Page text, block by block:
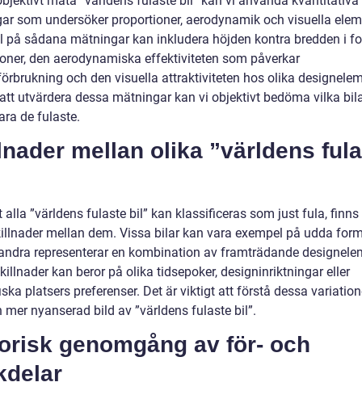
som undersöker proportioner, aerodynamik och visuella
på sådana mätningar kan inkludera höjden kontra bredden i
den aerodynamiska effektiviteten som påverkar
och den visuella attraktiviteten hos olika
utvärdera dessa mätningar kan vi objektivt bedöma vilka
de fulaste.
mellan olika ”världens
alla ”världens fulaste bil” kan klassificeras som just fula, finns
mellan dem. Vissa bilar kan vara exempel på udda
representerar en kombination av framträdande
kan beror på olika tidsepoker, designinriktningar eller
platsers preferenser. Det är viktigt att förstå dessa
mer nyanserad bild av ”världens fulaste bil”.
genomgång av för- och